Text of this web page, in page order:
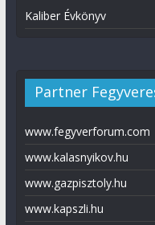
Kaliber Évkönyv
Partner
www.fegyverforum.com
www.kalasnyikov.hu
www.gazpisztoly.hu
www.kapszli.hu